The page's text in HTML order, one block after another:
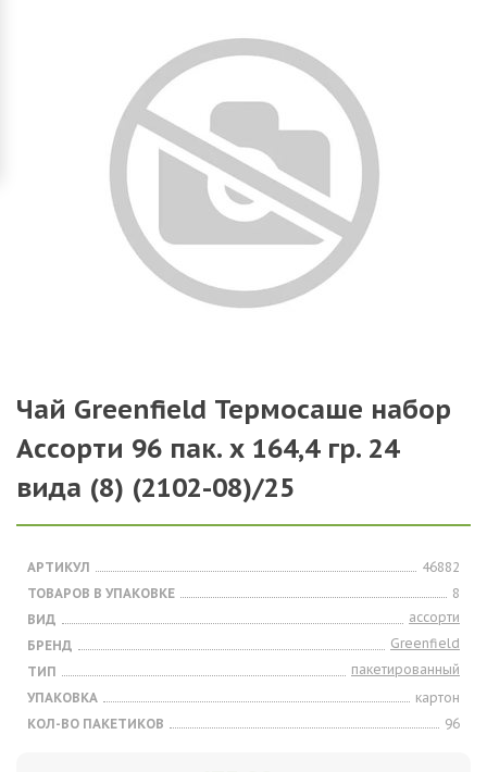
Чай Greenfield Термосаше набор
Ассорти 96 пак. х 164,4 гр. 24
вида (8) (2102-08)/25
АРТИКУЛ
46882
ТОВАРОВ В УПАКОВКЕ
8
ВИД
ассорти
БРЕНД
Greenfield
ТИП
пакетированный
УПАКОВКА
картон
КОЛ-ВО ПАКЕТИКОВ
96